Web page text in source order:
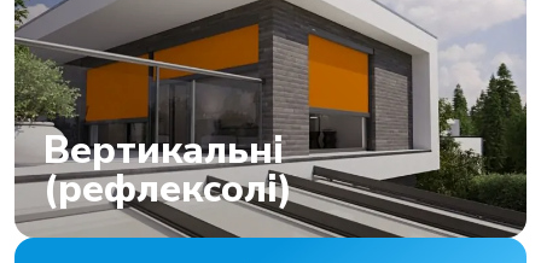
Вертикальні
(рефлексолі)